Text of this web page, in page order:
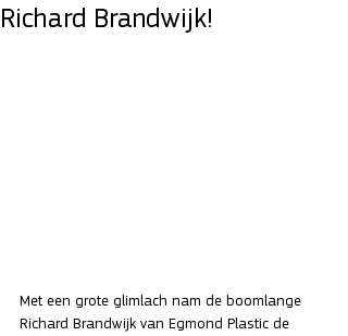
Richard Brandwijk!
Met een grote glimlach nam de boomlange
Richard Brandwijk van Egmond Plastic de